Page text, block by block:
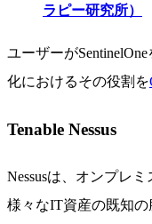
ラピー研究所）
ユーザーが
化におけるその役割を
Tenable Nessus
Nessusは、オンプレ
様々なIT資産の既知